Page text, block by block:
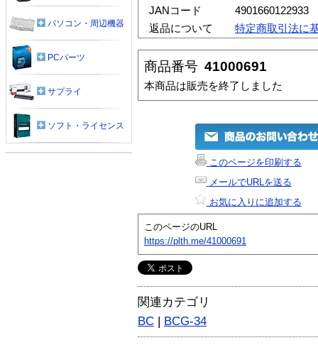
JANコード
4901660122933
返品について
特定商取引法に
商品番号 41000691
本商品は販売を終了しました
このページを印刷する
メールでURLを送る
お気に入りに追加する
このページのURL
https://plth.me/41000691
関連カテゴリ
BC | BCG-34
パソコン・周辺機器
PCパーツ
サプライ
ソフト・ライセンス